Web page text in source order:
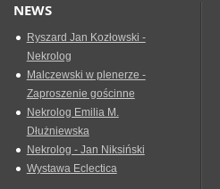
NEWS
Ryszard Jan Kozłowski -
Nekrolog
Malczewski w plenerze -
Zaproszenie gościnne
Nekrolog Emilia M.
Dłużniewska
Nekrolog - Jan Niksiński
Wystawa Eclectica